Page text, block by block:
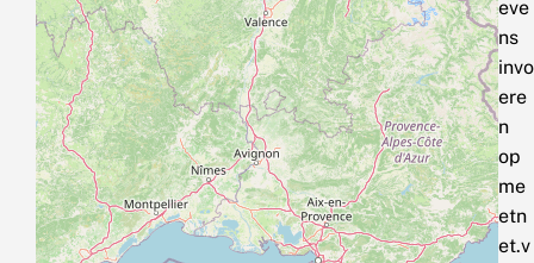
eve
ns
invo
ere
n
op
me
etn
et.v